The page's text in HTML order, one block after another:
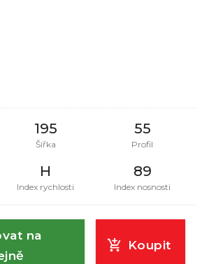
195
Šířka
55
Profil
H
Index rychlosti
89
Index nosnosti
na
Koupit